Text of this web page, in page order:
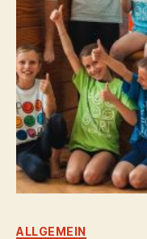
Kategorien
ALLGEMEIN